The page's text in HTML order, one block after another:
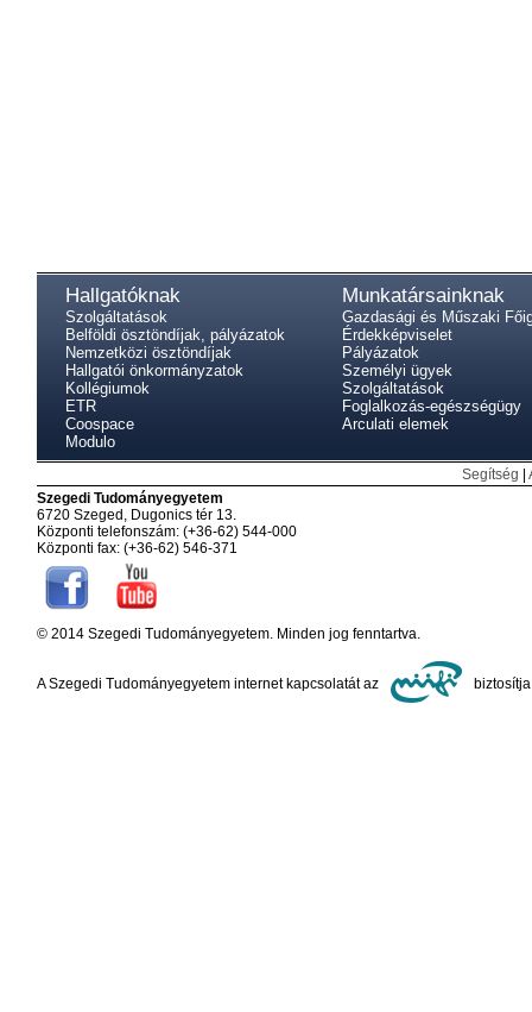
Hallgatóknak
Szolgáltatások
Belföldi ösztöndíjak, pályázatok
Nemzetközi ösztöndíjak
Hallgatói önkormányzatok
Kollégiumok
ETR
Coospace
Modulo
Munkatársainknak
Gazdasági és Műszaki
Érdekképviselet
Pályázatok
Személyi ügyek
Szolgáltatások
Foglalkozás-egészségügy
Arculati elemek
Segítség
Szegedi Tudományegyetem
6720 Szeged, Dugonics tér 13.
Központi telefonszám: (+36-62) 544-000
Központi fax: (+36-62) 546-371
© 2014 Szegedi Tudományegyetem. Minden jog fenntartva.
A Szegedi Tudományegyetem internet kapcsolatát az biztosítja